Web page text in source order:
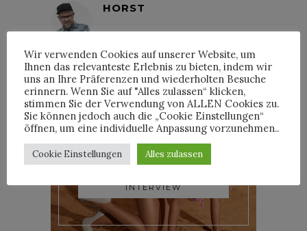
HORST
INTERVIEWS
INTERVIEW
Wir verwenden Cookies auf unserer Website, um
Ihnen das relevanteste Erlebnis zu bieten, indem wir
uns an Ihre Präferenzen und wiederholten Besuche
erinnern. Wenn Sie auf "Alles zulassen“ klicken,
stimmen Sie der Verwendung von ALLEN Cookies zu.
Sie können jedoch auch die „Cookie Einstellungen“
öffnen, um eine individuelle Anpassung vorzunehmen..
Cookie Einstellungen Alles zulassen